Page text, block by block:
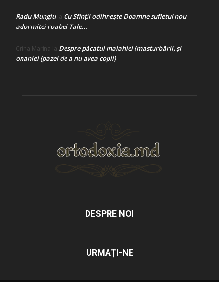
Radu Mungiula Cu Sfinții odihnește Doamne sufletul nou
adormitei roabei Tale…
Crina Marina la Despre păcatul malahiei (masturbării) şi
onaniei (pazei de a nu avea copii)
DESPRE NOI
URMAȚI-NE